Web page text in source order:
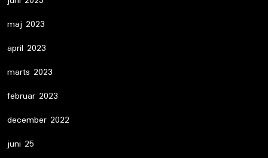
maj 2023
april 2023
marts 2023
februar 2023
december 2022
juni 25